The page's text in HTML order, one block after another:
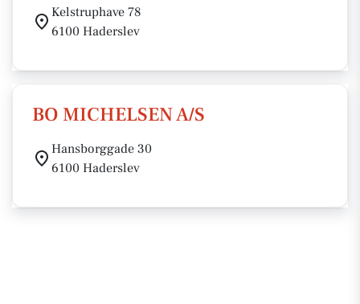
Kelstruphave 78
6100 Haderslev
BO MICHELSEN A/S
Hansborggade 30
6100 Haderslev